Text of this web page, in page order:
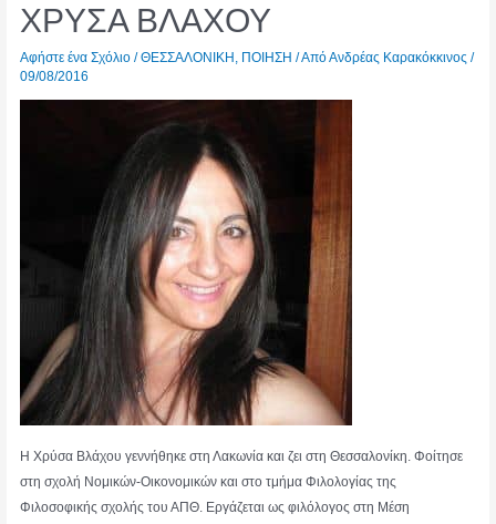
ΧΡΥΣΑ ΒΛΑΧΟΥ
Αφήστε ένα Σχόλιο /ΘΕΣΣΑΛΟΝΙΚΗ, ΠΟΙΗΣΗ / ΑπόΑνδρέας Καρακόκκινος /
09/08/2016
Η Χρύσα Βλάχου γεννήθηκε στη Λακωνία και ζει στη Θεσσαλονίκη. Φοίτησε
στη σχολή Νομικών-Οικονομικών και στο τμήμα Φιλολογίας της
Φιλοσοφικής σχολής του ΑΠΘ. Εργάζεται ως φιλόλογος στη Μέση